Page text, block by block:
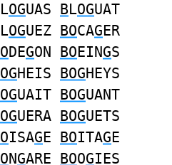
LOGUAS BLOGUAT
LOGUEZ BOCAGER
DEGON BOEINGS
HEIS BOGHEYS
UAIT BOGUANT
UERA BOGUETS
ISAGE BOITAGE
NGARE BOOGIES